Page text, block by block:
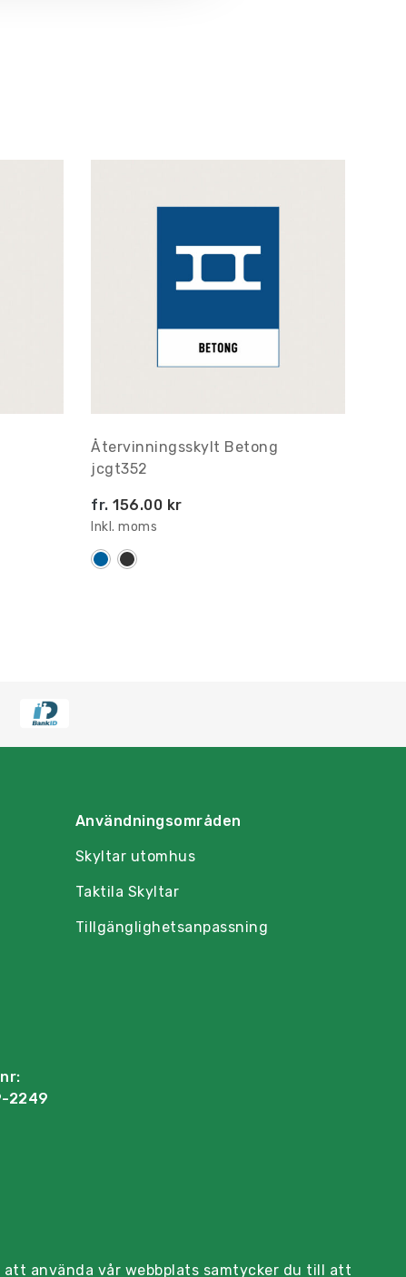
Återvinningsskylt Betong
jcgt352
fr. 156.00 kr
Inkl. moms
Användningsområden
Skyltar utomhus
Taktila Skyltar
Tillgänglighetsanpassning
2249
använda vår webbplats samtycker du till att